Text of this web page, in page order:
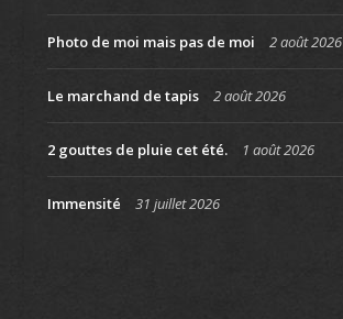
Photo de moi mais pas de moi 2 août 2026
Le marchand de tapis 2 août 2026
2 gouttes de pluie cet été. 1 août 2026
Immensité 31 juillet 2026